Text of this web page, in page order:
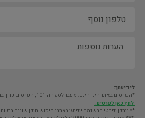
לידיעתך:
*הפרסום באתר הינו חינם. מעבר לספר ה-101, הפרסום כרוך בתשלום שנתי
לחץ כאן לפרטים.
** ייתכן ופרטי הרשומה יופיעו באתרי חיפוש תוכן שונים ברשת